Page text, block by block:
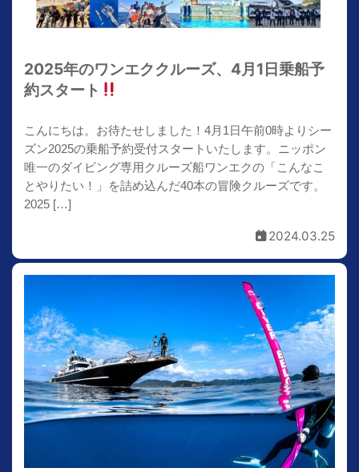
2025年のワンエククルーズ、4月1日乗船予
約スタート
こんにちは。お待たせしました！4月1日午前0時よりシー
ズン2025の乗船予約受付スタートいたします。ニッポン
唯一のダイビング専用クルーズ船ワンエクの「こんなこ
とやりたい！」を詰め込んだ40本の冒険クルーズです。
2025 […]
2024.03.25